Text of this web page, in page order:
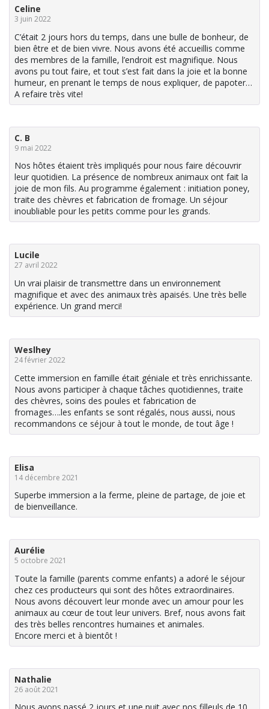
Celine
3 juin 2022
C’était 2 jours hors du temps, dans une bulle de bonheur, de
bien être et de bien vivre. Nous avons été accueillis comme
des membres de la famille, l’endroit est magnifique. Nous
avons pu tout faire, et tout s’est fait dans la joie et la bonne
humeur, en prenant le temps de nous expliquer, de papoter…
A refaire très vite!
C. B
9 mai 2022
Nos hôtes étaient très impliqués pour nous faire découvrir
leur quotidien. La présence de nombreux animaux ont fait la
joie de mon fils. Au programme également : initiation poney,
traite des chèvres et fabrication de fromage. Un séjour
inoubliable pour les petits comme pour les grands.
Lucile
27 avril 2022
Un vrai plaisir de transmettre dans un environnement
magnifique et avec des animaux très apaisés. Une très belle
expérience. Un grand merci!
Weslhey
24 février 2022
Cette immersion en famille était géniale et très enrichissante.
Nous avons participer à chaque tâches quotidiennes, traite
des chèvres, soins des poules et fabrication de
fromages….les enfants se sont régalés, nous aussi, nous
recommandons ce séjour à tout le monde, de tout âge !
Elisa
14 décembre 2021
Superbe immersion a la ferme, pleine de partage, de joie et
de bienveillance.
Aurélie
5 octobre 2021
Toute la famille (parents comme enfants) a adoré le séjour
chez ces producteurs qui sont des hôtes extraordinaires.
Nous avons découvert leur monde avec un amour pour les
animaux au cœur de tout leur univers. Bref, nous avons fait
des très belles rencontres humaines et animales.
Encore merci et à bientôt !
Nathalie
26 août 2021